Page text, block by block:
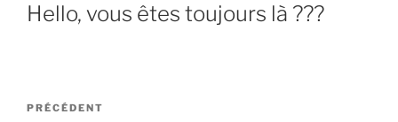
Hello, vous êtes toujours là ???
Navigation
Article
PRÉCÉDENT